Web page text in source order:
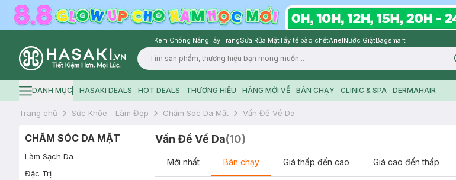
Kem Chống NắngTẩy TrangSữa Rửa MặtTẩy tế bào chếtArielNước GiặtBagsmart
Logo
Hamburger icon
DANH MỤC HASAKI DEALS HOT DEALS THƯƠNG HIỆU HÀNG MỚI VỀ BÁN CHẠY CLINIC & SPA DERMAHAIR
Trang chủ Sức Khỏe - Làm Đẹp Chăm Sóc Da Mặt Vấn Đề Về Da
CHĂM SÓC DA MẶT
Làm Sạch Da
Đặc Trị
Vấn Đề Về Da(10)
Mới nhất Bán chạy Giá thấp đến cao Giá cao đến thấp